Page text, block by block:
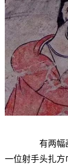
有两幅画
一位射手头扎方